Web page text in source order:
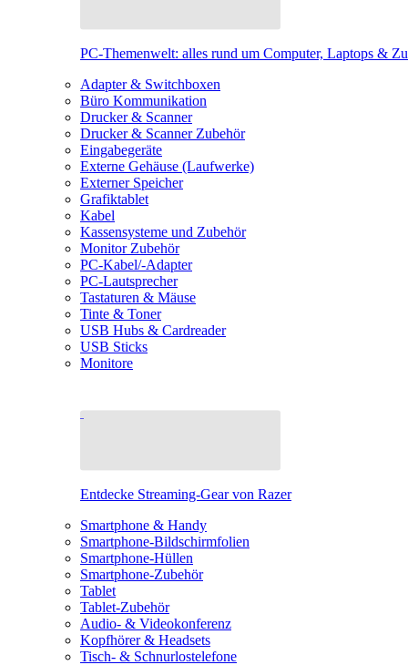
PC-Themenwelt: alles rund um Computer, Laptops &
Adapter & Switchboxen
Büro Kommunikation
Drucker & Scanner
Drucker & Scanner Zubehör
Eingabegeräte
Externe Gehäuse (Laufwerke)
Externer Speicher
Grafiktablet
Kabel
Kassensysteme und Zubehör
Monitor Zubehör
PC-Kabel/-Adapter
PC-Lautsprecher
Tastaturen & Mäuse
Tinte & Toner
USB Hubs & Cardreader
USB Sticks
Monitore
Entdecke Streaming-Gear von Razer
Smartphone & Handy
Smartphone-Bildschirmfolien
Smartphone-Hüllen
Smartphone-Zubehör
Tablet
Tablet-Zubehör
Audio- & Videokonferenz
Kopfhörer & Headsets
Tisch- & Schnurlostelefone